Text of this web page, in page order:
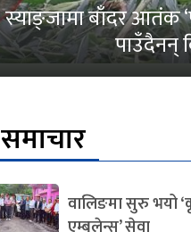
स्याङ्जामा बाँदर आतंक
पाउँदैनन्
समाचार
वालिङमा सुरु भयो